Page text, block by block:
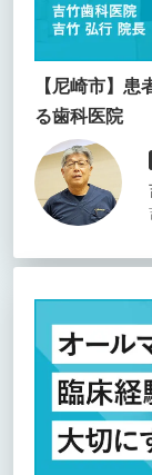
【尼崎市】
る歯科医院